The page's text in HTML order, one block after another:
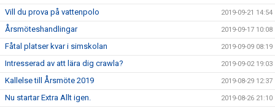
Vill du prova på vattenpolo 2019-09-21 14:54
Årsmöteshandlingar 2019-09-17 10:08
Fåtal platser kvar i simskolan 2019-09-09 08:19
Intresserad av att lära dig crawla? 2019-09-02 19:03
Kallelse till Årsmöte 2019 2019-08-29 12:37
Nu startar Extra Allt igen. 2019-08-26 21:10